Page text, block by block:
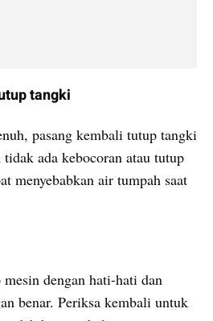
tangki
pasang kembali tutup tangki
ada kebocoran atau tutup
menyebabkan air tumpah saat
dengan hati-hati dan
benar. Periksa kembali untuk